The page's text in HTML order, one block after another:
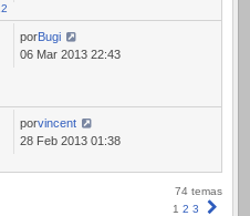
2
porBugi
06 Mar 2013 22:43
porvincent
28 Feb 2013 01:38
74 temas
1 2 3